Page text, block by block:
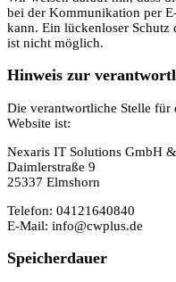
bei der Kommunikation per
kann. Ein lückenloser
ist nicht möglich.
Hinweis zur
Die verantwortliche Stelle für
Website ist:
Nexaris IT Solutions GmbH
Daimlerstraße 9
25337 Elmshorn
Telefon: 04121640840
E-Mail: info@cwplus.de
Speicherdauer